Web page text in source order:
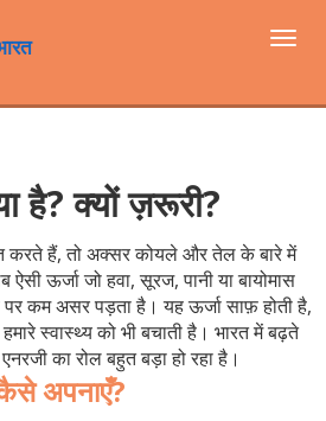
टॉगल
है? क्यों ज़रूरी?
करते हैं, तो अक्सर कोयले और तेल के बारे में
ऊर्जा जो हवा, सूरज, पानी या बायोमास
कम असर पड़ता है। यह ऊर्जा साफ़ होती है,
स्वास्थ्य को भी बचाती है। भारत में बढ़ते
का रोल बहुत बड़ा हो रहा है।
अपनाएँ?